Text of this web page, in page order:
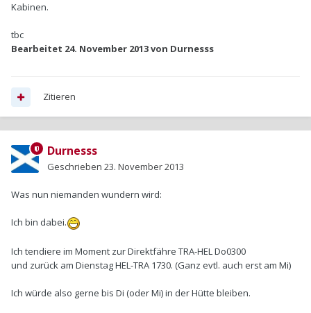
Kabinen.
tbc
Bearbeitet 24. November 2013von Durnesss
Zitieren
Durnesss
Geschrieben 23. November 2013
Was nun niemanden wundern wird:
Ich bin dabei.
Ich tendiere im Moment zur Direktfähre TRA-HEL Do0300
und zurück am Dienstag HEL-TRA 1730. (Ganz evtl. auch erst am Mi)
Ich würde also gerne bis Di (oder Mi) in der Hütte bleiben.